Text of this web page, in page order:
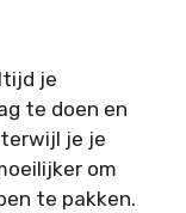
je
te doen en
je je
om
te pakken.